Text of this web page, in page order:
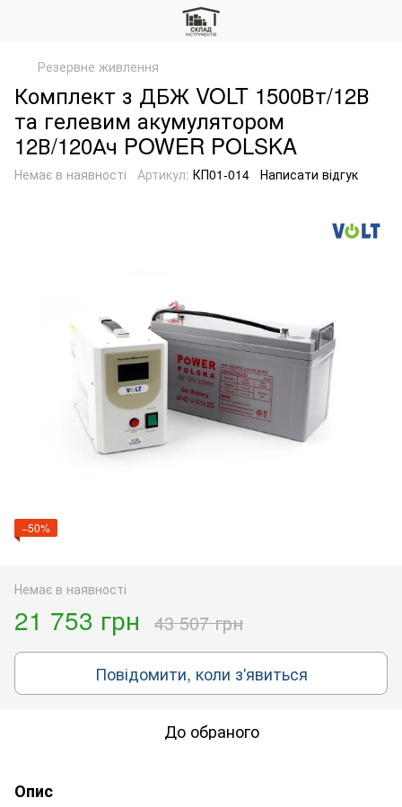
Резервне живлення
Комплект з ДБЖ VOLT 1500Вт/12В
та гелевим акумулятором
12В/120Ач POWER POLSKA
Немає в наявності Артикул: КП01-014 Написати відгук
−50%
Немає в наявності
21 753 грн 43 507 грн
Повідомити, коли з'явиться
До обраного
Опис